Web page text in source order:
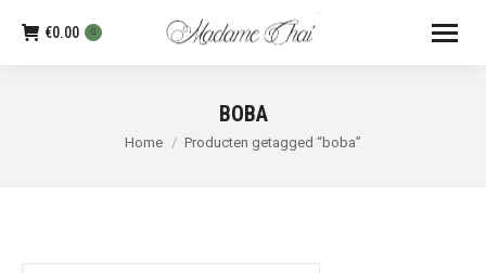
€0.00 0
BOBA
Je bent hier:
Home Producten getagged “boba”